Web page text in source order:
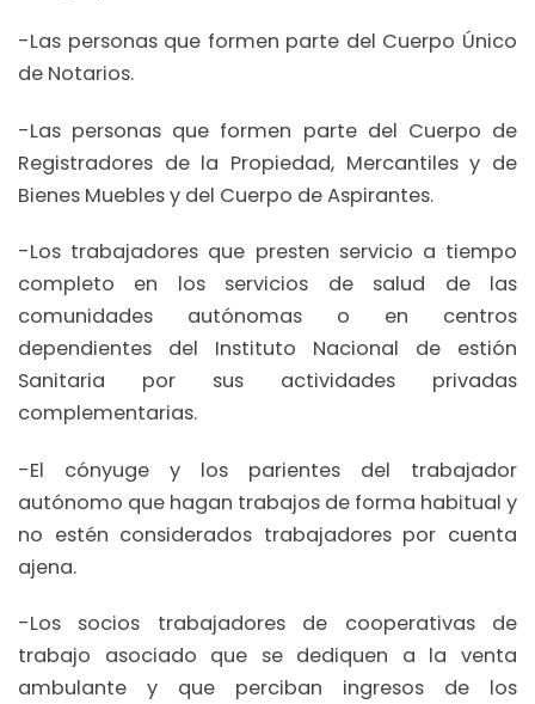
-Las personas que formen parte del Cuerpo Único
de Notarios.
-Las personas que formen parte del Cuerpo de
Registradores de la Propiedad, Mercantiles y de
Bienes Muebles y del Cuerpo de Aspirantes.
-Los trabajadores que presten servicio a tiempo
completo en los servicios de salud de las
comunidades autónomas o en centros
dependientes del Instituto Nacional de estión
Sanitaria por sus actividades privadas
complementarias.
-El cónyuge y los parientes del trabajador
autónomo que hagan trabajos de forma habitual y
no estén considerados trabajadores por cuenta
ajena.
-Los socios trabajadores de cooperativas de
trabajo asociado que se dediquen a la venta
ambulante y que perciban ingresos de los